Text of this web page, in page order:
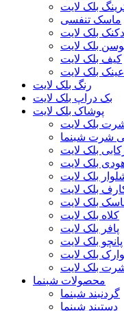
بلک لایت
ماسک تنفسی
بلک لایت
بلک لایت
کیف بلک لایت
عینک بلک لایت
رنگ بلک لایت
بک دراپ بلک لایت
پوشاک بلک لایت
بلک لایت
شرت شبنما
بلک لایت
بلک لایت
بلک لایت
بلک لایت
بلک لایت
کلاه بلک لایت
پافر بلک لایت
پانچو بلک لایت
بلک لایت
بلک لایت
محصولات شبنما
گردنبند شبنما
دستبند شبنما